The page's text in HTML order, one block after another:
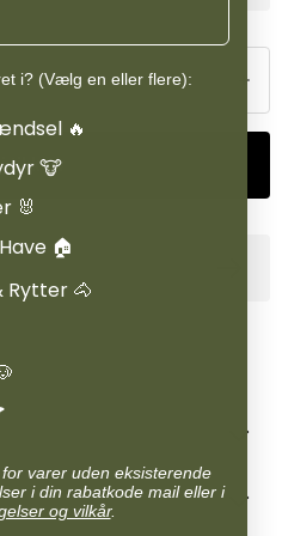
til kurv
i? (Vælg en eller flere):
🔥
🐮
🐰
🏠
Rytter 🐴
varer uden eksisterende
i din rabatkode mail eller i
og vilkår.